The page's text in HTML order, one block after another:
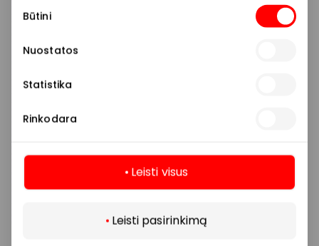
pasirinkimas
Būtini
Nuostatos
Statistika
Rinkodara
Leisti visus
Leisti pasirinkimą
„Belieka pasirūpinti tik laisvalaikio ir namų apranga,
taip pat sportine apranga lankomiems būreliams.
Manau, ir patiems vaikams yra smagu, kai visi klasėje
yra panašiai tvarkingai apsirengę, uniformos yra
patogios ir gražios“, – pažymi moteris.
Teikia pirmenybę kokybei
Paklausta, ar labai skiriasi vaikų pomėgiai ir kokie
mylimiausi personažai karaliauja ant mokyklinių
vaikų, abu praėjo skirtingus „mylimukų“ etapus.
Daugiau